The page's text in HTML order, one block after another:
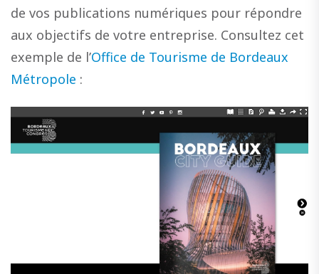
de vos publications numériques pour répondre
aux objectifs de votre entreprise. Consultez cet
exemple de l’Office de Tourisme de Bordeaux
Métropole :